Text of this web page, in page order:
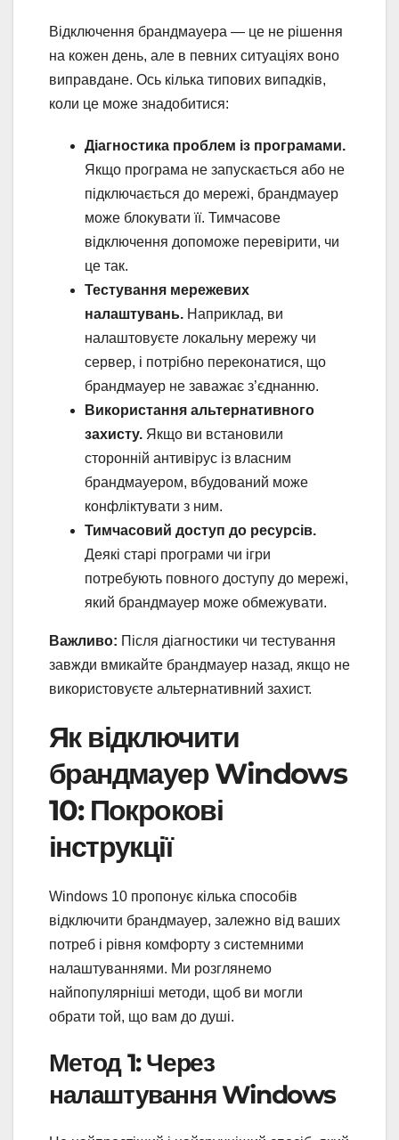
Відключення брандмауера — це не рішення
на кожен день, але в певних ситуаціях воно
виправдане. Ось кілька типових випадків,
коли це може знадобитися:
Діагностика проблем із програмами.
Якщо програма не запускається або не
підключається до мережі, брандмауер
може блокувати її. Тимчасове
відключення допоможе перевірити, чи
це так.
Тестування мережевих
налаштувань. Наприклад, ви
налаштовуєте локальну мережу чи
сервер, і потрібно переконатися, що
брандмауер не заважає з’єднанню.
Використання альтернативного
захисту. Якщо ви встановили
сторонній антивірус із власним
брандмауером, вбудований може
конфліктувати з ним.
Тимчасовий доступ до ресурсів.
Деякі старі програми чи ігри
потребують повного доступу до мережі,
який брандмауер може обмежувати.
Важливо: Після діагностики чи тестування
завжди вмикайте брандмауер назад, якщо не
використовуєте альтернативний захист.
Як відключити
брандмауер Windows
10: Покрокові
інструкції
Windows 10 пропонує кілька способів
відключити брандмауер, залежно від ваших
потреб і рівня комфорту з системними
налаштуваннями. Ми розглянемо
найпопулярніші методи, щоб ви могли
обрати той, що вам до душі.
Метод 1: Через
налаштування Windows